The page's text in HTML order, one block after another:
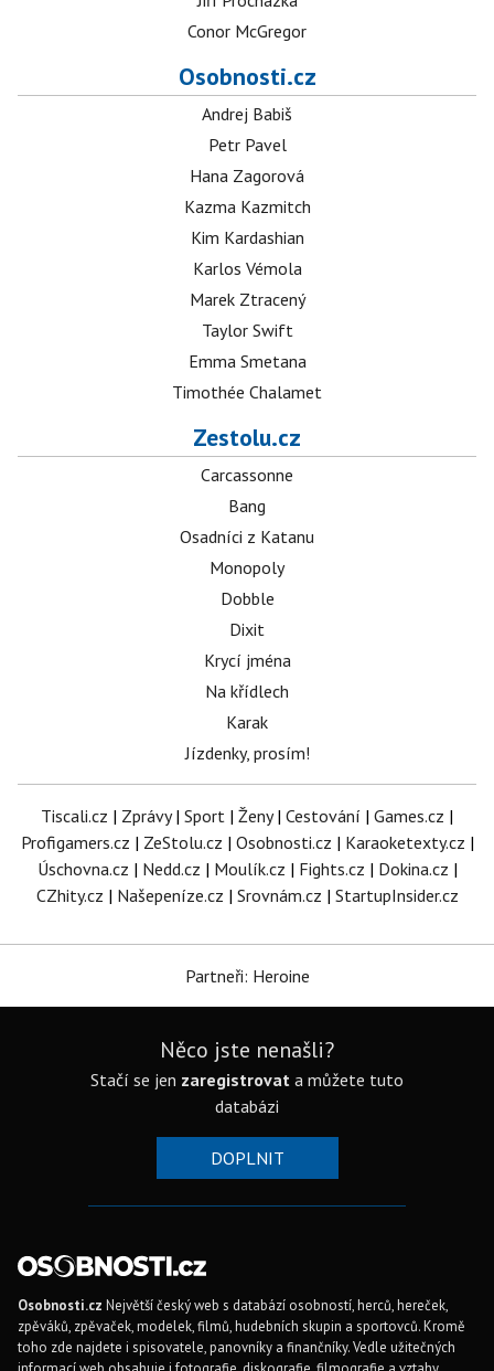
Conor McGregor
Osobnosti.cz
Andrej Babiš
Petr Pavel
Hana Zagorová
Kazma Kazmitch
Kim Kardashian
Karlos Vémola
Marek Ztracený
Taylor Swift
Emma Smetana
Timothée Chalamet
Zestolu.cz
Carcassonne
Bang
Osadníci z Katanu
Monopoly
Dobble
Dixit
Krycí jména
Na křídlech
Karak
Jízdenky, prosím!
Tiscali.cz | Zprávy| Sport | Ženy| Cestování | Games.cz |
Profigamers.cz | ZeStolu.cz | Osobnosti.cz | Karaoketexty.cz |
Úschovna.cz | Nedd.cz | Moulík.cz | Fights.cz | Dokina.cz |
CZhity.cz | Našepeníze.cz | Srovnám.cz | StartupInsider.cz
Partneři: Heroine
Něco jste nenašli?
Stačí se jen zaregistrovat a můžete tuto
databázi
DOPLNIT
Osobnosti.cz Největší český web s databází osobností, herců, hereček,
zpěváků, zpěvaček, modelek, filmů, hudebních skupin a sportovců. Kromě
toho zde najdete i spisovatele, panovníky a finančníky. Vedle užitečných